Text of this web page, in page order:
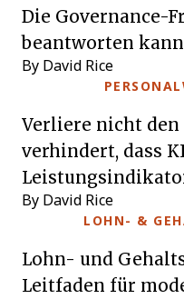
Die Governance-
beantworten kann
By David Rice
Verliere nicht den
verhindert, dass
By David Rice
LOHN- &
Lohn- und
Leitfaden für